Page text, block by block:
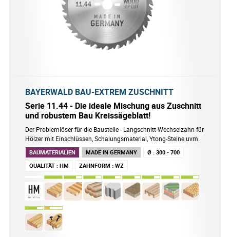
BAYERWALD BAU-EXTREM ZUSCHNITT
Serie 11.44 - Die ideale Mischung aus Zuschnitt
und robustem Bau Kreissägeblatt!
Der Problemlöser für die Baustelle - Langschnitt-Wechselzahn für
Hölzer mit Einschlüssen, Schalungsmaterial, Ytong-Steine uvm.
BAUMATERIALIEN MADE IN GERMANY Ø : 300 - 700
QUALITÄT : HM ZAHNFORM : WZ